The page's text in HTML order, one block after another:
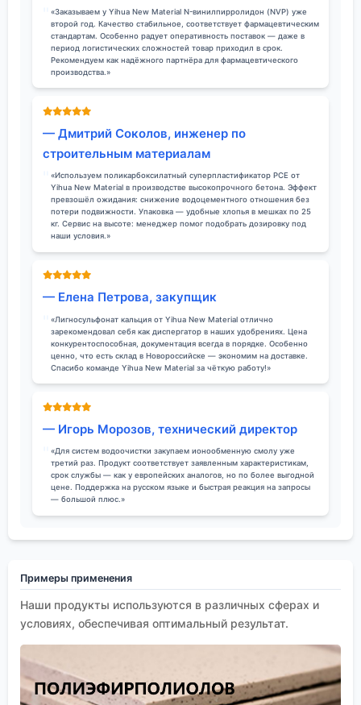
«Заказываем у Yihua New Material N-винилпирролидон (NVP) уже
второй год. Качество стабильное, соответствует фармацевтическим
стандартам. Особенно радует оперативность поставок — даже в
период логистических сложностей товар приходил в срок.
Рекомендуем как надёжного партнёра для фармацевтического
производства.»
— Дмитрий Соколов, инженер по
строительным материалам
«Используем поликарбоксилатный суперпластификатор PCE от
Yihua New Material в производстве высокопрочного бетона. Эффект
превзошёл ожидания: снижение водоцементного отношения без
потери подвижности. Упаковка — удобные хлопья в мешках по 25
кг. Сервис на высоте: менеджер помог подобрать дозировку под
наши условия.»
— Елена Петрова, закупщик
«Лигносульфонат кальция от Yihua New Material отлично
зарекомендовал себя как диспергатор в наших удобрениях. Цена
конкурентоспособная, документация всегда в порядке. Особенно
ценно, что есть склад в Новороссийске — экономим на доставке.
Спасибо команде Yihua New Material за чёткую работу!»
— Игорь Морозов, технический директор
«Для систем водоочистки закупаем ионообменную смолу уже
третий раз. Продукт соответствует заявленным характеристикам,
срок службы — как у европейских аналогов, но по более выгодной
цене. Поддержка на русском языке и быстрая реакция на запросы
— большой плюс.»
Примеры применения
Наши продукты используются в различных сферах и
условиях, обеспечивая оптимальный результат.